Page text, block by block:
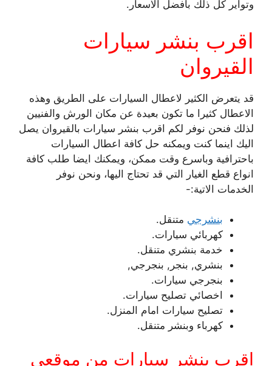
وتواير كل ذلك بافضل الاسعار.
اقرب بنشر سيارات
القيروان
قد يتعرض الكثير لاعطال السيارات على الطريق وهذه
الاعطال كثيرا ما تكون بعيدة عن مكان الورش والفنيين
لذلك فنحن نوفر لكم اقرب بنشر سيارات بالقيروان يصل
اليك اينما كنت ويمكنه حل كافة اعطال السيارات
باحترافية وباسرع وقت ممكن، ويمكنك ايضا طلب كافة
انواع قطع الغيار التي قد تحتاج اليها، ونحن نوفر
الخدمات الاتية:-
بنشرجي متنقل.
كهربائي سيارات.
خدمة بنشري متنقل.
بنشري, بنجر, بنجرجي,
بنجرجي سيارات.
اخصائي تصليح سيارات.
تصليح سيارات امام المنزل.
كهرباء وبنشر متنقل.
اقرب بنشر سيارات من موقعي